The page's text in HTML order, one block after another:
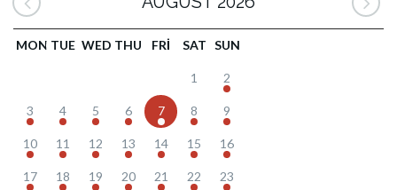
MON TUE WED THU FRI SAT SUN
1 2
3 4 5 6 7 8 9
10 11 12 13 14 15 16
17 18 19 20 21 22 23